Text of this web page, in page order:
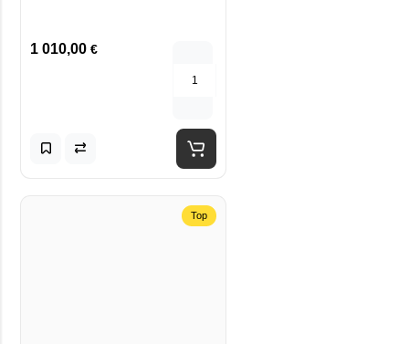
1 010,00 €
Top